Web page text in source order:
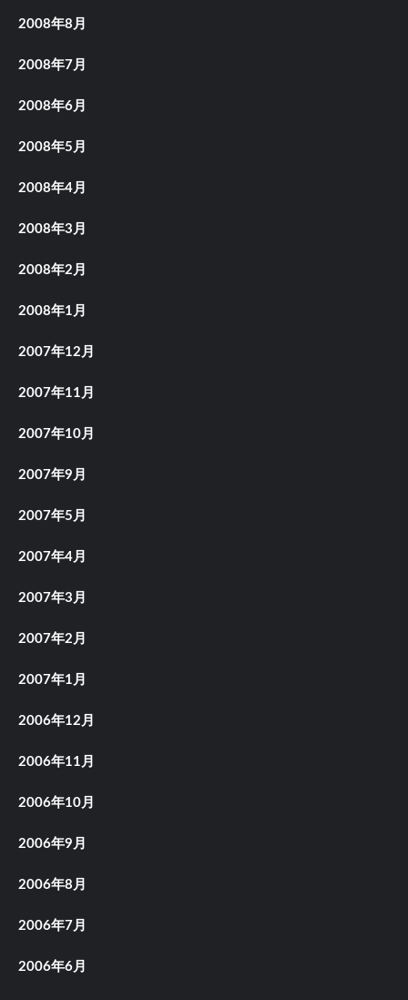
2008年8月
2008年7月
2008年6月
2008年5月
2008年4月
2008年3月
2008年2月
2008年1月
2007年12月
2007年11月
2007年10月
2007年9月
2007年5月
2007年4月
2007年3月
2007年2月
2007年1月
2006年12月
2006年11月
2006年10月
2006年9月
2006年8月
2006年7月
2006年6月